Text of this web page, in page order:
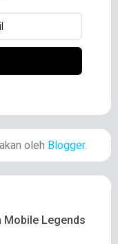
oleh Blogger.
Mobile Legends